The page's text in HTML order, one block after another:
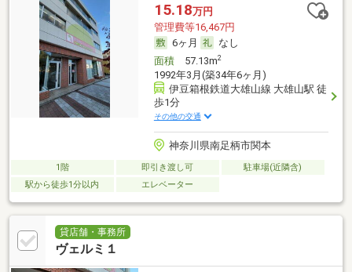
15.18万円
管理費等16,467円
6ヶ月
なし
面積57.13m2
1992年3月(築34年6ヶ月)
伊豆箱根鉄道大雄山線 大雄山駅 徒
歩1分
その他の交通
神奈川県南足柄市関本
1階 即引き渡し可
駐車場(近隣含)
駅から徒歩1分以内
エレベーター
貸店舗・事務所
ヴェルミ１